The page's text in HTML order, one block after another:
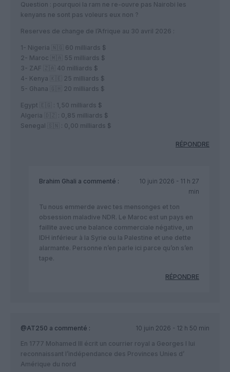
Question : pourquoi la ram ne re-ouvre pas Nairobi les
kenyans ne sont pas voleurs eux non ?
Reserves de change de l’Afrique au 30 avril 2026 :
1- Nigeria 🇳🇬 60 milliards $
2- Maroc 🇲🇦 55 milliards $
3- ZAF 🇿🇦 40 milliards $
4- Kenya 🇰🇪 25 milliards $
5- Ghana 🇬🇭 20 milliards $
Egypt 🇪🇬 : 1,50 milliards $
Algeria 🇩🇿 : 0,85 milliards $
Senegal 🇸🇳 : 0,00 milliards $
RÉPONDRE
Brahim Ghali a commenté :
10 juin 2026 - 11 h 27
min
Tu nous emmerde avec tes mensonges et ton
obsession maladive NDR. Le Maroc est un pays en
faillite avec une balance commerciale négative, un
IDH inférieur à la Syrie ou la Palestine et une dette
alarmante. Personne n’en parle ici parce qu’on s’en
tape.
RÉPONDRE
@AT250 a commenté :
10 juin 2026 - 12 h 50 min
En 1777 Mohamed III écrit un courrier royal a Georges I lui
reconnaissant l’indépendance des Provinces Unies d’
Amérique du nord